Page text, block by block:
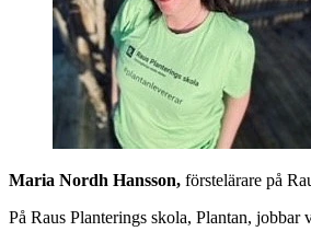
Maria Nordh Hansson, förstelärare på
På Raus Planterings skola, Plantan, jobbar